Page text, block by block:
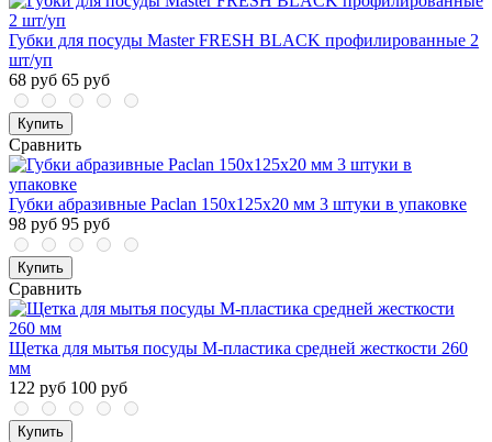
Губки для посуды Master FRESH BLACK профилированные 2
шт/уп
68 руб 65 руб
Купить
Сравнить
Губки абразивные Paclan 150x125x20 мм 3 штуки в упаковке
98 руб 95 руб
Купить
Сравнить
Щетка для мытья посуды М-пластика средней жесткости 260
мм
122 руб 100 руб
Купить